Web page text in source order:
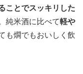
ことでスッキリした
純米酒に比べて軽や
も燗でもおいしく飲